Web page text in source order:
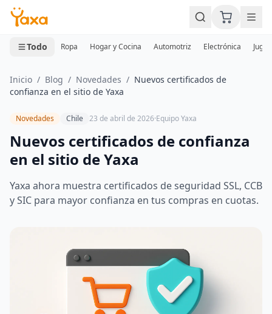
MINI CARRITO
0 productos
Todo Ropa Hogar y Cocina Automotriz Electrónica
Inicio / Blog / Novedades / Nuevos certificados de
confianza en el sitio de Yaxa
Novedades Chile 23 de abril de 2026·Equipo Yaxa
Nuevos certificados de confianza
en el sitio de Yaxa
Yaxa ahora muestra certificados de seguridad SSL, CCB
y SIC para mayor confianza en tus compras en cuotas.